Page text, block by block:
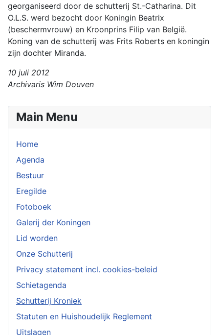
Main Menu
Home
Agenda
Bestuur
Eregilde
Fotoboek
Galerij der Koningen
Lid worden
Onze Schutterij
Privacy statement incl. cookies-beleid
Schietagenda
Schutterij Kroniek
Statuten en Huishoudelijk Reglement
Uitslagen
georganiseerd door de schutterij St.-Catharina. Dit
O.L.S. werd bezocht door Koningin Beatrix
(beschermvrouw) en Kroonprins Filip van België.
Koning van de schutterij was Frits Roberts en koningin
zijn dochter Miranda.
10 juli 2012
Archivaris Wim Douven